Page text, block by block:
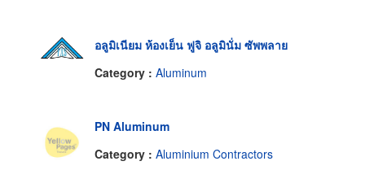
อลูมิเนียม ห้องเย็น ฟูจิ อลูมินั่ม ซัพพลาย
Category : Aluminum
PN Aluminum
Category : Aluminium Contractors